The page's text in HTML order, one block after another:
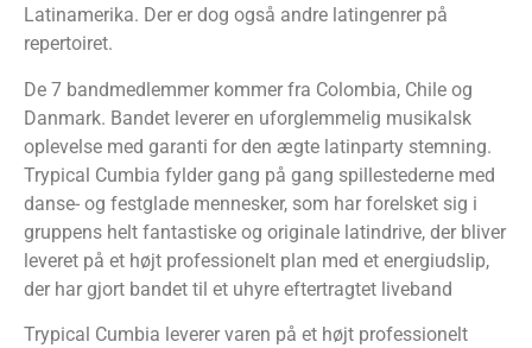
Latinamerika. Der er dog også andre latingenrer på
repertoiret.
De 7 bandmedlemmer kommer fra Colombia, Chile og
Danmark. Bandet leverer en uforglemmelig musikalsk
oplevelse med garanti for den ægte latinparty stemning.
Trypical Cumbia fylder gang på gang spillestederne med
danse- og festglade mennesker, som har forelsket sig i
gruppens helt fantastiske og originale latindrive, der bliver
leveret på et højt professionelt plan med et energiudslip,
der har gjort bandet til et uhyre eftertragtet liveband
Trypical Cumbia leverer varen på et højt professionelt